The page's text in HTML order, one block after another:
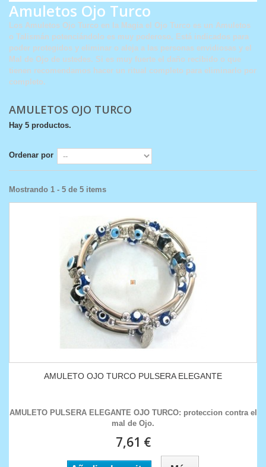
Amuletos Ojo Turco
Los Amuletos Ojo Turco en la Magia el Ojo Turco es un Amuletos
o Talismán potenciándolo es muy poderoso, Está indicados para
poder protegidos y eliminar o aleja a las personas envidiosas y el
Mal de Ojo de ustedes. Si es muy fuerte el daño recibido o que
tienen recomendamos hacer un ritual completo para eliminarlo por
completo.
AMULETOS OJO TURCO
Hay 5 productos.
Ordenar por
Mostrando 1 - 5 de 5 items
AMULETO OJO TURCO PULSERA ELEGANTE
AMULETO PULSERA ELEGANTE OJO TURCO : proteccion contra el
mal de Ojo.
7,61 €